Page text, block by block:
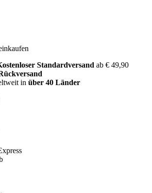
Standardversand ab € 49,90
in über 40 Länder